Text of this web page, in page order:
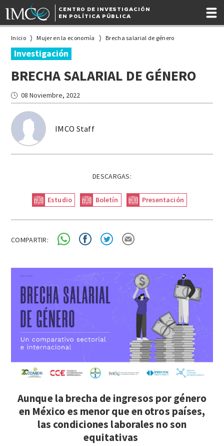
CENTRO DE INVESTIGACIÓN
EN POLÍTICA PÚBLICA
Inicio Mujer en la economía Brecha salarial de género
Investigación
BRECHA SALARIAL DE GÉNERO
IMCO Staff
08 Noviembre, 2022
DESCARGAS:
Estudio Boletín Presentación
COMPARTIR:
Aunque la brecha de ingresos por género
en México es menor que en otros países,
las condiciones laborales no son
equitativas